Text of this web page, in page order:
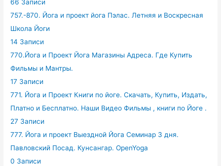
66 Записи
757.-870. Йога и проект йога Пэлас. Летняя и Воскресная
Школа Йоги
14 Записи
770.Йога и Проект Йога Магазины Адреса. Где Купить
Фильмы и Мантры.
17 Записи
771. Йога и Проект Книги по йоге. Скачать, Купить, Издать,
Платно и Бесплатно. Наши Видео Фильмы , книги по Йоге .
27 Записи
777. Йога и проект Выездной Йога Семинар 3 дня.
Павловский Посад. Кунсангар. OpenYoga
0 Записи